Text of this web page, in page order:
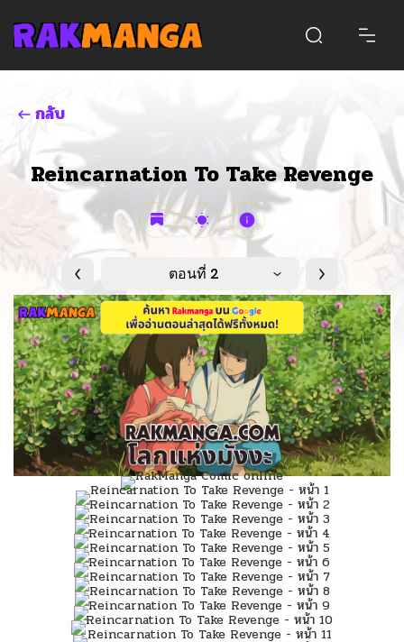
กลับ
Reincarnation To Take Revenge
ตอนที่ 2